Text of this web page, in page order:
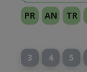
Sausis
Vasaris
Kovas
Balandis
Gegužė
Birželis
Liepa
Rugpjūtis
Rugsėjis
Spalis
Lapkritis
Gruodis
PR AN TR
3
4 5